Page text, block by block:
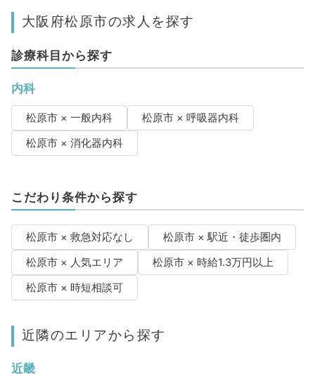
大阪府松原市の求人を探す
診療科目から探す
内科
松原市 × 一般内科
松原市 × 呼吸器内科
松原市 × 消化器内科
こだわり条件から探す
松原市 × 救急対応なし
松原市 × 駅近・徒歩圏内
松原市 × 人気エリア
松原市 × 時給1.3万円以上
松原市 × 時短相談可
近隣のエリアから探す
近畿